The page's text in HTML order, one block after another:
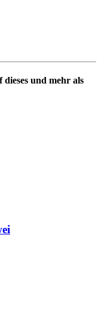
und mehr als